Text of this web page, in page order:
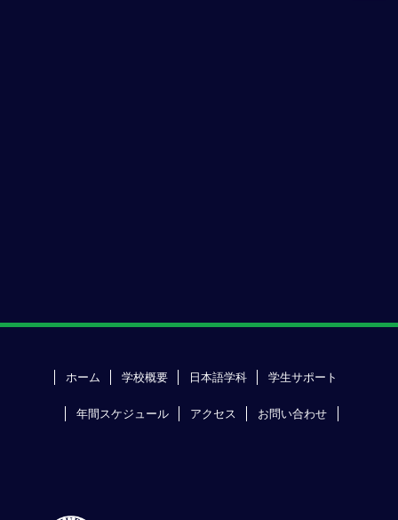
ホーム 学校概要 日本語学科 学生サポート
年間スケジュール アクセス お問い合わせ